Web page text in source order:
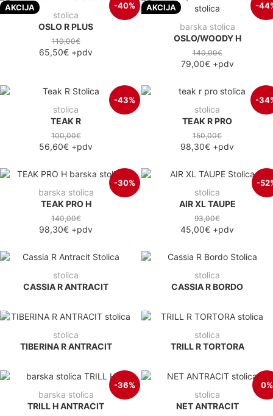
AKCIJA -40%
stolica
OSLO R PLUS
110,00€
65,50€ +pdv
AKCIJA -
barska stolica
OSLO/WOODY H
140,00€
79,00€+pdv
-43%
stolica
TEAK R
100,00€
56,60€ +pdv
-
stolica
TEAK R PRO
150,00€
98,30€ +pdv
-30%
barska stolica
TEAK PRO H
140,00€
98,30€ +pdv
-
stolica
AIR XL TAUPE
93,00€
45,00€ +pdv
stolica
CASSIA R ANTRACIT
stolica
CASSIA R BORDO
stolica
TIBERINA R ANTRACIT
stolica
TRILL R TORTORA
-36%
barska stolica
TRILL H ANTRACIT
0%
stolica
NET ANTRACIT